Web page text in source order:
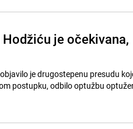
je očekivana,
je drugostepenu presudu
postupku, odbilo optužbu